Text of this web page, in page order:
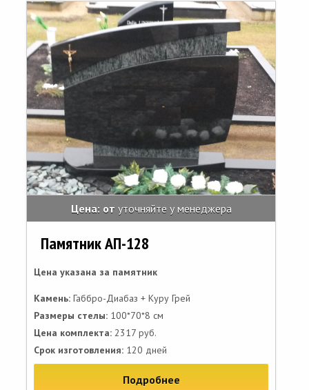
Цена: от уточняйте у менеджера
Памятник АП-128
Цена указана за памятник
Камень: Габбро-Диабаз + Куру Грей
Размеры стелы: 100*70*8 см
Цена комплекта: 2317 руб.
Срок изготовления: 120 дней
Подробнее